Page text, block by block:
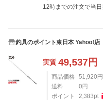
12時までの注文で当日
釣具のポイント東日本 Yahoo!店
実質 49,537円
商品価格 51,920 円
送料
0 円
ポイント
2,383pt